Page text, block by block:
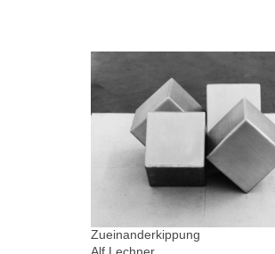
Zueinanderkippung